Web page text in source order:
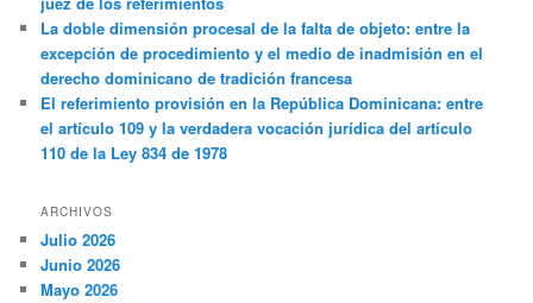
La doble dimensión procesal de la falta de objeto: entre la
excepción de procedimiento y el medio de inadmisión en el
derecho dominicano de tradición francesa
El referimiento provisión en la República Dominicana: entre
el artículo 109 y la verdadera vocación jurídica del artículo
110 de la Ley 834 de 1978
ARCHIVOS
Julio 2026
Junio 2026
Mayo 2026